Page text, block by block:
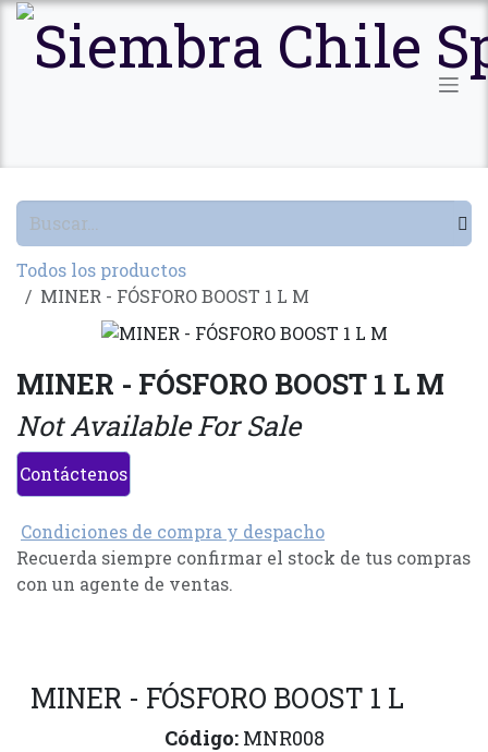
Ir al contenido
Todos los productos
MINER - FÓSFORO BOOST 1 L M
MINER - FÓSFORO BOOST 1 L M
Not Available For Sale
Contáctenos
Condiciones de compra y despacho
Recuerda siempre confirmar el stock de tus compras
con un agente de ventas.
MINER - FÓSFORO BOOST 1 L
Código:MNR008